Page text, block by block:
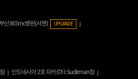
부산365mc병원(서면) UPGRADE
인도네시아 2호 자카르타 Sudirman점